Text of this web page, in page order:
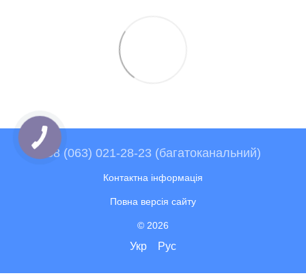
+38 (063) 021-28-23 (багатоканальний)
Контактна інформація
Повна версія сайту
© 2026
Укр Рус